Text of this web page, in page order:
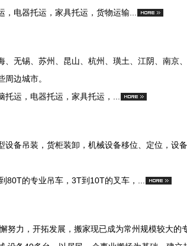
电器托运，家具托运，货物运输...
无锡、苏州、昆山、杭州、璜土、江阴、南京、
边城市。
运，电器托运，家具托运，...
备吊装，货柜装卸，机械设备移位、定位，设
80T的专业吊车，3T到10T的叉车，...
努力，开拓发展，搬家现已成为常州规模较大的